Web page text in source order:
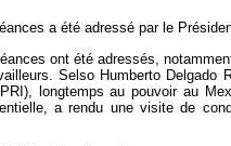
a été adressé par le
ont été adressés,
Selso Humberto Delgado
longtemps au pouvoir au
a rendu une visite de